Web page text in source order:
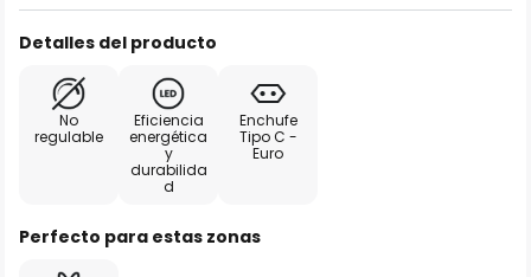
Detalles del producto
No
regulable
Eficiencia
energética
y
durabilida
d
Enchufe
Tipo C -
Euro
Perfecto para estas zonas